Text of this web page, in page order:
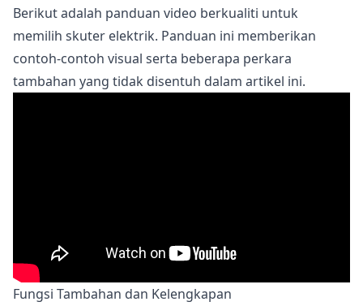
Berikut adalah panduan video berkualiti untuk
memilih skuter elektrik. Panduan ini memberikan
contoh-contoh visual serta beberapa perkara
tambahan yang tidak disentuh dalam artikel ini.
Fungsi Tambahan dan Kelengkapan